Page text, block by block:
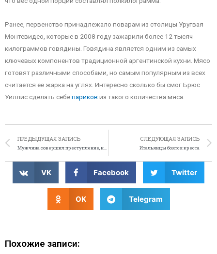
Ранее, первенство принадлежало поварам из столицы Уругвая
Монтевидео, которые в 2008 году зажарили более 12 тысяч
килограммов говядины. Говядина является одним из самых
ключевых компонентов традиционной аргентинской кухни. Мясо
готовят различными способами, но самым популярным из всех
считается ее жарка на углях. Интересно сколько бы смог Брюс
Уиллис сделать себепариков из такого количества мяса.
ПРЕДЫДУЩАЯ ЗАПИСЬ
Мужчина совершил преступление, не успев выйти из тюрьмы
СЛЕДУЮЩАЯ ЗАПИСЬ
Итальянцы боятся креста
VK Facebook Twitter
OK Telegram
Похожие записи: